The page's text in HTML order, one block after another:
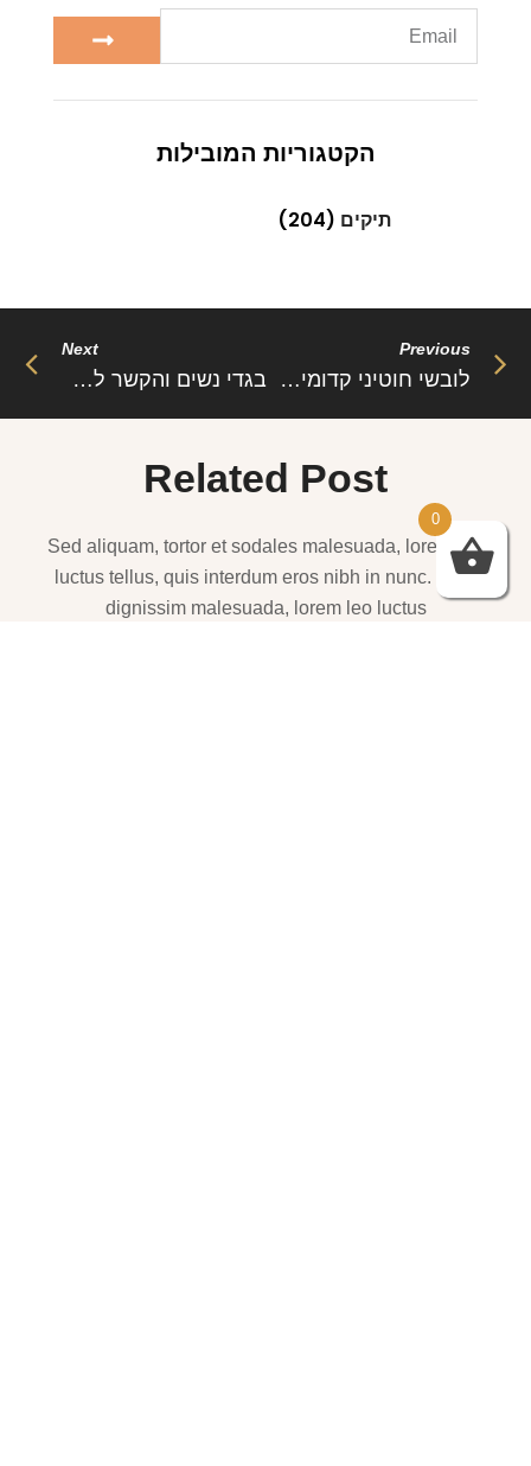
הקטגוריות המובילות
תיקים (204)
Previous
לובשי חוטיני קדומים הופיעו ברחבי אסיה, אפריקה ובחלקים מסויימים של אירופה.
Next
בגדי נשים והקשר להטרדה מינית
Related Post
Sed aliquam, tortor et sodales malesuada, lorem leo
luctus tellus, quis interdum eros nibh in nunc. Cras
dignissim malesuada, lorem leo luctus
0